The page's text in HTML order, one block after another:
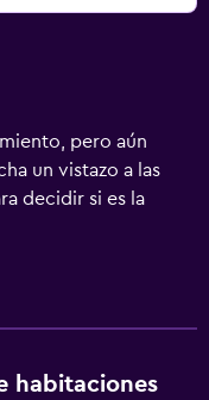
pero aún
un vistazo a las
decidir si es la
habitaciones